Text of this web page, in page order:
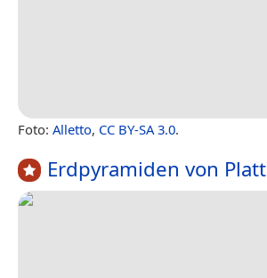
Foto: Alletto, CC BY-SA 3.0.
Erdpyramiden von